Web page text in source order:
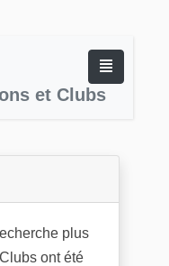
et Clubs
plus
ont été